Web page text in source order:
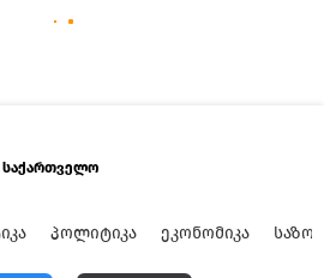
საქართველო
ᲞᲝᲚᲘᲢᲘᲙᲐ ᲔᲙᲝᲜᲝᲛᲘᲙᲐ